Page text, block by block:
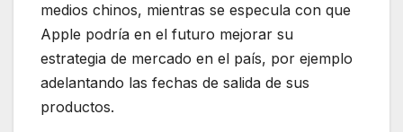
medios chinos, mientras se especula con que
Apple podría en el futuro mejorar su
estrategia de mercado en el país, por ejemplo
adelantando las fechas de salida de sus
productos.